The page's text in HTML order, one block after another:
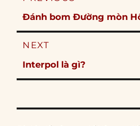
Previous
post:
Đánh bom Đường mòn
NEXT
Next
post:
Interpol là gì?